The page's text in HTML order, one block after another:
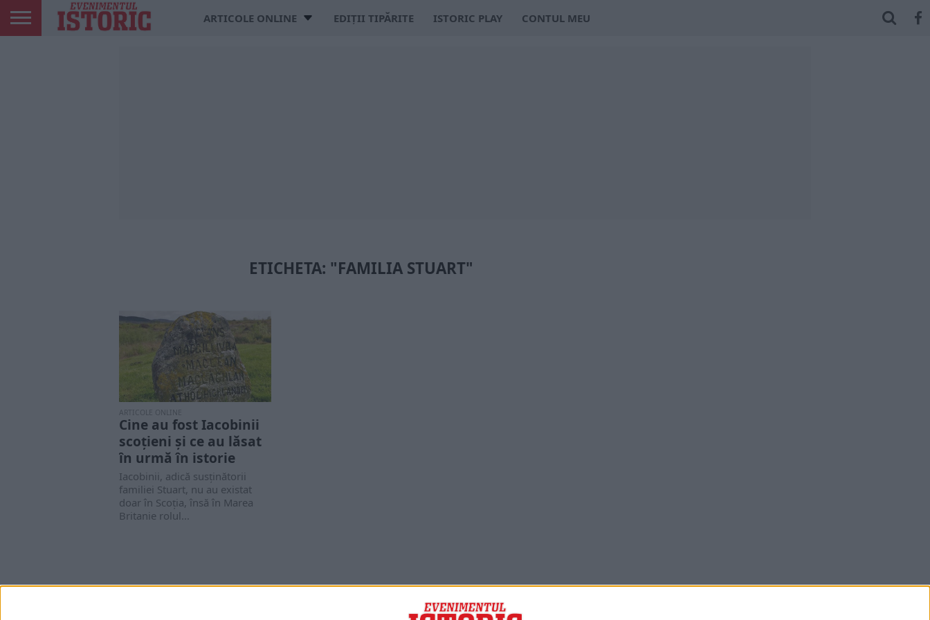
ARTICOLE ONLINE EDIȚII TIPĂRITE ISTORIC PLAY CONTUL MEU
ETICHETA: "FAMILIA STUART"
ARTICOLE ONLINE
Cine au fost Iacobinii
scoțieni și ce au lăsat
în urmă în istorie
Iacobinii, adică susținătorii
familiei Stuart, nu au existat
doar în Scoția, însă în Marea
Britanie rolul...